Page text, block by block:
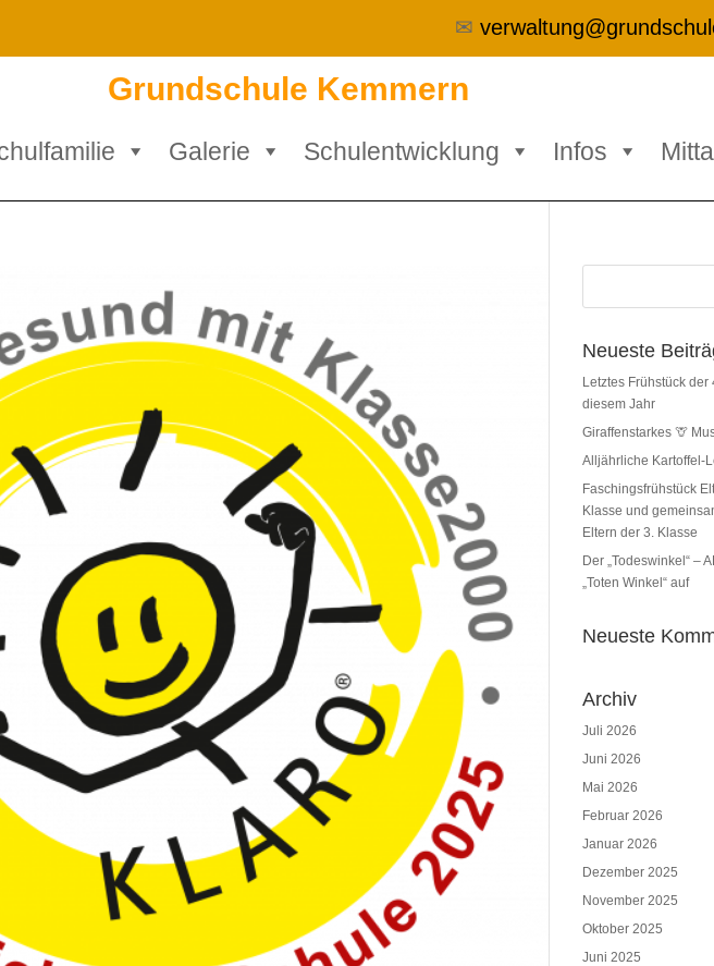
✉
Grundschule Kemmern
Galerie Schulentwicklung Infos
Neueste
Letztes Frühstück der
diesem Jahr
Giraffenstarkes 🦒
Alljährliche Kartoffel-
Faschingsfrühstück
Klasse und
Eltern der 3. Klasse
Der „Todeswinkel“ –
„Toten Winkel“ auf
Neueste
Archiv
Juli 2026
Juni 2026
Mai 2026
Februar 2026
Januar 2026
Dezember 2025
November 2025
Oktober 2025
Juni 2025